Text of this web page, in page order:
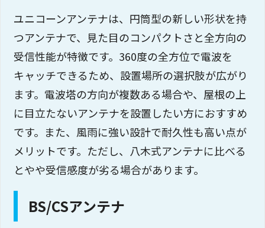
ユニコーンアンテナは、円筒型の新しい形状を持
つアンテナで、見た目のコンパクトさと全方向の
受信性能が特徴です。360度の全方位で電波を
キャッチできるため、設置場所の選択肢が広がり
ます。電波塔の方向が複数ある場合や、屋根の上
に目立たないアンテナを設置したい方におすすめ
です。また、風雨に強い設計で耐久性も高い点が
メリットです。ただし、八木式アンテナに比べる
とやや受信感度が劣る場合があります。
BS/CSアンテナ